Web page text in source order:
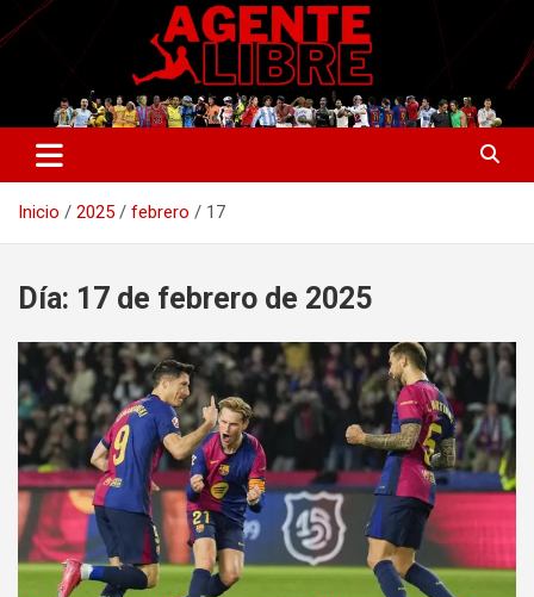
Saltar
al
Agente Libre Digital
La nueva generación del periodismo deportivo.
Inicio 2025 febrero 17
Día: 17 de febrero de 2025